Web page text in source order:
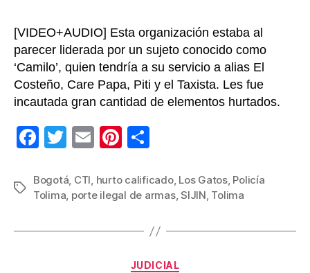
[VIDEO+AUDIO] Esta organización estaba al
parecer liderada por un sujeto conocido como
‘Camilo’, quien tendría a su servicio a alias El
Costeño, Care Papa, Piti y el Taxista. Les fue
incautada gran cantidad de elementos hurtados.
F
c
e
b
T
tt
er
E
ail
Pi
er
e
st
m
p
ar
Etiquetas
Bogotá, CTI, hurto calificado, Los Gatos, Policía
Tolima, porte ilegal de armas,SIJIN, Tolima
Categorías
JUDICIAL